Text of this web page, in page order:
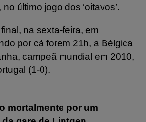
último jogo dos ‘oitavos’.
na sexta-feira, em
por cá forem 21h, a Bélgica
campeã mundial em 2010,
(1-0).
mortalmente por um